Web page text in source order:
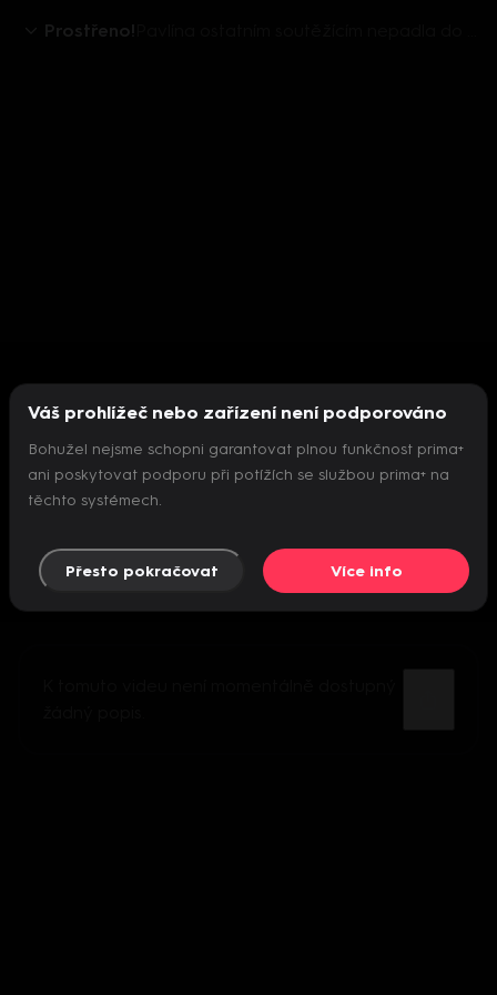
Prostřeno!
Nepodařilo se inicializovat přehrávač
Váš prohlížeč nebo zařízení není podporováno
Bohužel nejsme schopni garantovat plnou funkčnost prima+
ani poskytovat podporu při potížích se službou prima+ na
těchto systémech.
Přesto pokračovat Více info